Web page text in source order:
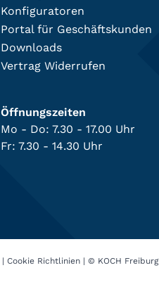
Konfiguratoren
Portal für Geschäftskunden
Downloads
Vertrag Widerrufen
Öffnungszeiten
Mo - Do: 7.30 - 17.00 Uhr
Fr: 7.30 - 14.30 Uhr
| Cookie Richtlinien | © KOCH